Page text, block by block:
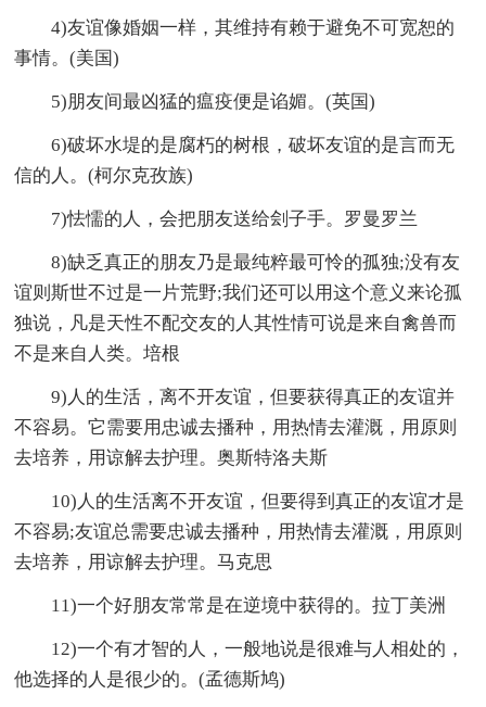
4)友谊像婚姻一样，其维持有赖于避免不可宽恕的
事情。(美国)
5)朋友间最凶猛的瘟疫便是谄媚。(英国)
6)破坏水堤的是腐朽的树根，破坏友谊的是言而无
信的人。(柯尔克孜族)
7)怯懦的人，会把朋友送给刽子手。罗曼罗兰
8)缺乏真正的朋友乃是最纯粹最可怜的孤独;没有友
谊则斯世不过是一片荒野;我们还可以用这个意义来论孤
独说，凡是天性不配交友的人其性情可说是来自禽兽而
不是来自人类。培根
9)人的生活，离不开友谊，但要获得真正的友谊并
不容易。它需要用忠诚去播种，用热情去灌溉，用原则
去培养，用谅解去护理。奥斯特洛夫斯
10)人的生活离不开友谊，但要得到真正的友谊才是
不容易;友谊总需要忠诚去播种，用热情去灌溉，用原则
去培养，用谅解去护理。马克思
11)一个好朋友常常是在逆境中获得的。拉丁美洲
12)一个有才智的人，一般地说是很难与人相处的，
他选择的人是很少的。(孟德斯鸠)